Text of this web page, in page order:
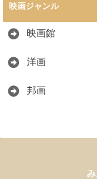
映画ジャンル
映画館
洋画
邦画